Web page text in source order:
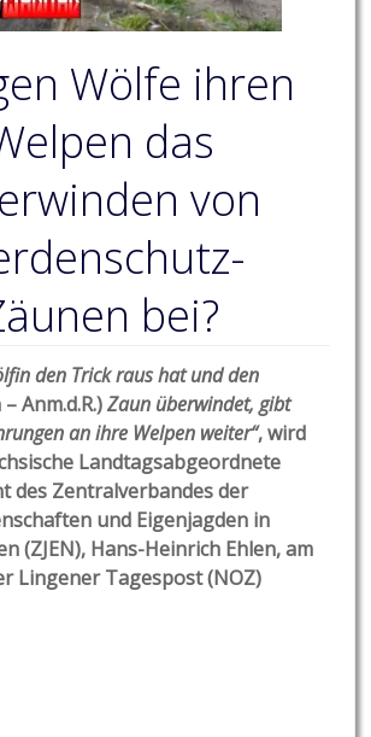
Wölfe ihren
das
von
bei?
den Trick raus hat und den
Anm.d.R.)Zaun überwindet, gibt
an ihre Welpen weiter“, wird
Landtagsabgeordnete
des Zentralverbandes der
und Eigenjagden in
(ZJEN), Hans-Heinrich Ehlen, am
Lingener Tagespost (NOZ)